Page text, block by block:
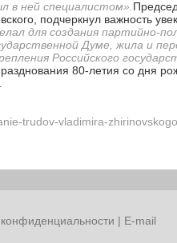
в ней специалистом».
подчеркнул важность
для создания партийно-
Думе, жила и
Российского
80-летия со дня
trudov-vladimira-
| E-mail